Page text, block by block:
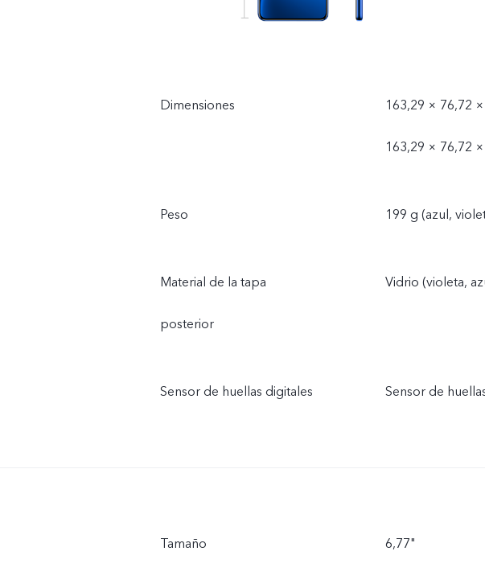
Dimensiones 163,29 × 76,72
163,29 × 76,72
Peso 199 g (azul,
Material de la tapa
posterior
Vidrio (violeta,
Sensor de huellas digitales Sensor de
Tamaño 6,77"